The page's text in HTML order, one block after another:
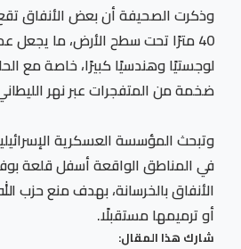
وذكرت الصحيفة أن بعض الأنفاق
40 مترًا تحت سطح الأرض، ما يجعل
لوجستيًا وهندسيًا كبيرًا، خاصة مع
ضخمة من المتفجرات عبر نهر
وتبحث المؤسسة العسكرية
في المناطق الواقعة أسفل قلعة
الأنفاق بالخرسانة، بهدف منع حزب
أو ترميمها مستقبلًا.
شارك هذا المقال: